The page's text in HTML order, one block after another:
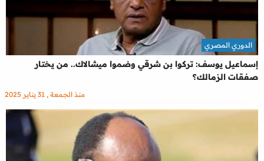
إسماعيل يوسف: تركوا بن شرقي وضموا ميشالاك.. من يختار
صفقات الزمالك؟
الدوري المصري
منذ الجمعة , 31 يناير 2025